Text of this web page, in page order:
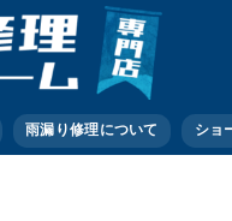
雨漏り修理について ショ